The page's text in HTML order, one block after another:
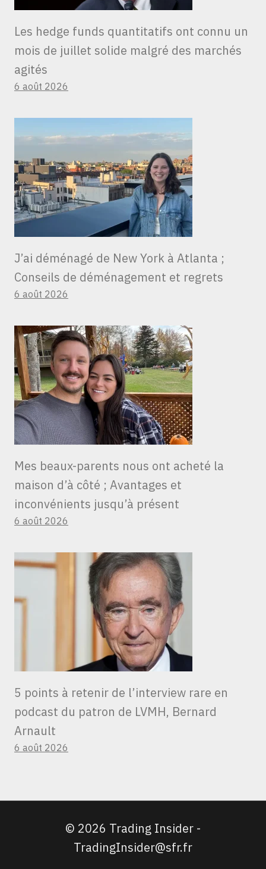
Les hedge funds quantitatifs ont connu un
mois de juillet solide malgré des marchés
agités
6 août 2026
J’ai déménagé de New York à Atlanta ;
Conseils de déménagement et regrets
6 août 2026
Mes beaux-parents nous ont acheté la
maison d’à côté ; Avantages et
inconvénients jusqu’à présent
6 août 2026
5 points à retenir de l’interview rare en
podcast du patron de LVMH, Bernard
Arnault
6 août 2026
© 2026 Trading Insider -
TradingInsider@sfr.fr